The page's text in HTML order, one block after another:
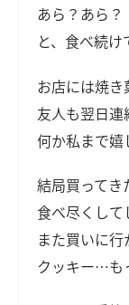
あら？あら？
と、食べ続
お店には焼
友人も翌日連
何か私まで嬉
結局買って
食べ尽くし
また買いに行
クッキー…も